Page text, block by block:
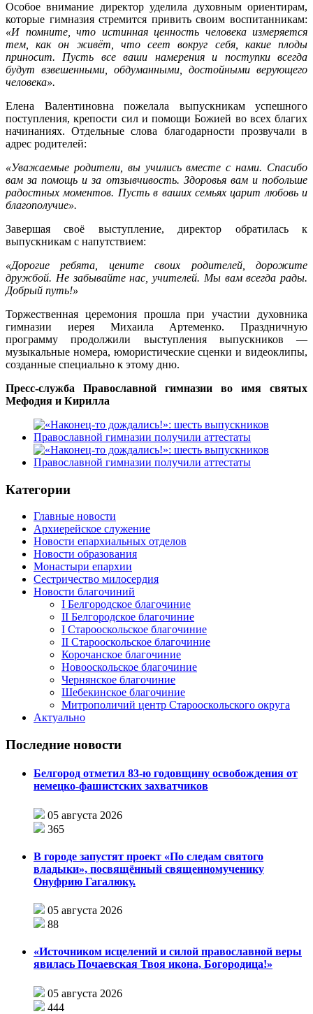
Особое внимание директор уделила духовным ориентирам,
которые гимназия стремится привить своим воспитанникам:
«И помните, что истинная ценность человека измеряется
тем, как он живёт, что сеет вокруг себя, какие плоды
приносит. Пусть все ваши намерения и поступки всегда
будут взвешенными, обдуманными, достойными верующего
человека».
Елена Валентиновна пожелала выпускникам успешного
поступления, крепости сил и помощи Божией во всех благих
начинаниях. Отдельные слова благодарности прозвучали в
адрес родителей:
«Уважаемые родители, вы учились вместе с нами. Спасибо
вам за помощь и за отзывчивость. Здоровья вам и побольше
радостных моментов. Пусть в ваших семьях царит любовь и
благополучие».
Завершая своё выступление, директор обратилась к
выпускникам с напутствием:
«Дорогие ребята, цените своих родителей, дорожите
дружбой. Не забывайте нас, учителей. Мы вам всегда рады.
Добрый путь!»
Торжественная церемония прошла при участии духовника
гимназии иерея Михаила Артеменко. Праздничную
программу продолжили выступления выпускников —
музыкальные номера, юмористические сценки и видеоклипы,
созданные специально к этому дню.
Пресс-служба Православной гимназии во имя святых
Мефодия и Кирилла
Категории
Главные новости
Архиерейское служение
Новости епархиальных отделов
Новости образования
Монастыри епархии
Сестричество милосердия
Новости благочиний
I Белгородское благочиние
II Белгородское благочиние
I Старооскольское благочиние
II Старооскольское благочиние
Корочанское благочиние
Новооскольское благочиние
Чернянское благочиние
Шебекинское благочиние
Митрополичий центр Старооскольского округа
Актуально
Последние новости
Белгород отметил 83-ю годовщину освобождения от
немецко-фашистских захватчиков
05 августа 2026
365
В городе запустят проект «По следам святого
владыки», посвящённый священномученику
Онуфрию Гагалюку.
05 августа 2026
88
«Источником исцелений и силой православной веры
явилась Почаевская Твоя икона, Богородица!»
05 августа 2026
444